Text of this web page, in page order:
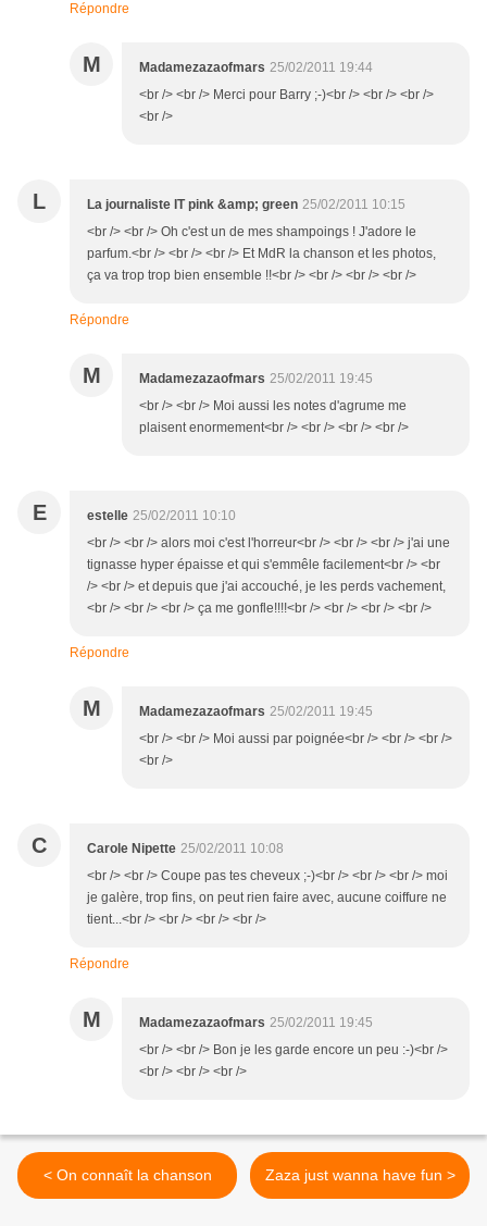
Répondre
M Madamezazaofmars 25/02/2011 19:44
<br /> <br /> Merci pour Barry ;-)<br /> <br /> <br />
<br />
L La journaliste IT pink &amp; green 25/02/2011 10:15
<br /> <br /> Oh c'est un de mes shampoings ! J'adore le
parfum.<br /> <br /> <br /> Et MdR la chanson et les photos,
ça va trop trop bien ensemble !!<br /> <br /> <br /> <br />
Répondre
M Madamezazaofmars 25/02/2011 19:45
<br /> <br /> Moi aussi les notes d'agrume me
plaisent enormement<br /> <br /> <br /> <br />
E estelle 25/02/2011 10:10
<br /> <br /> alors moi c'est l'horreur<br /> <br /> <br /> j'ai une
tignasse hyper épaisse et qui s'emmêle facilement<br /> <br
/> <br /> et depuis que j'ai accouché, je les perds vachement,
<br /> <br /> <br /> ça me gonfle!!!!<br /> <br /> <br /> <br />
Répondre
M Madamezazaofmars 25/02/2011 19:45
<br /> <br /> Moi aussi par poignée<br /> <br /> <br />
<br />
C Carole Nipette 25/02/2011 10:08
<br /> <br /> Coupe pas tes cheveux ;-)<br /> <br /> <br /> moi
je galère, trop fins, on peut rien faire avec, aucune coiffure ne
tient...<br /> <br /> <br /> <br />
Répondre
M Madamezazaofmars 25/02/2011 19:45
<br /> <br /> Bon je les garde encore un peu :-)<br />
<br /> <br /> <br />
< On connaît la chanson Zaza just wanna have fun >